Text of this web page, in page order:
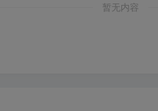
暂无内容